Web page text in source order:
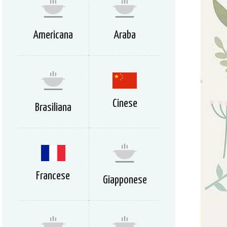
Americana Araba
Brasiliana Cinese
Francese Giapponese